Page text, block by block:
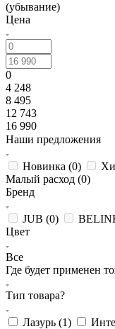
(убывание)
Цена
0
4 248
8 495
12 743
16 990
Наши предложения
Новинка (0)
Малый расход (0)
Бренд
JUB (0)
Цвет
Все
Где будет применен
Тип товара?
Лазурь (1)